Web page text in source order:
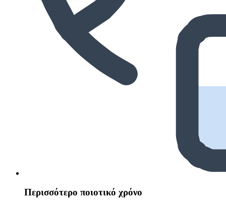
Περισσότερο ποιοτικό χρόνο